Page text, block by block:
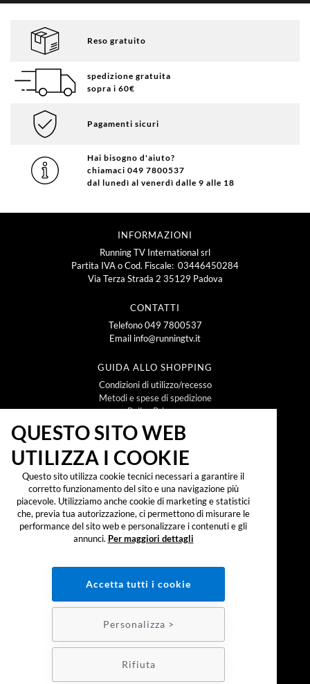
Reso gratuito
spedizione gratuita
sopra i 60€
Pagamenti sicuri
Hai bisogno d'aiuto?
chiamaci 049 7800537
dal lunedì al venerdì dalle 9 alle 18
INFORMAZIONI
Running TV International srl
Partita IVA o Cod. Fiscale: 03446450284
Via Terza Strada 2 35129 Padova
CONTATTI
Telefono049 7800537
Email info@runningtv.it
GUIDA ALLO SHOPPING
Condizioni di utilizzo/recesso
Metodi e spese di spedizione
Policy Privacy
Policy Cookie
NEWSLETTER
Iscrivendomi alla newsletter dichiaro di aver preso
visione dell'
informativa sul trattamento dei dati
personali secondo il reg. UE 2016/679 ("GDPR")
accetto di ricevere promozioni, offerte e
PAGAMENTI:
QUESTO SITO WEB
UTILIZZA I COOKIE
Questo sito utilizza cookie tecnici necessari a garantire il
corretto funzionamento del sito e una navigazione più
piacevole. Utilizziamo anche cookie di marketing e statistici
che, previa tua autorizzazione, ci permettono di misurare le
performance del sito web e personalizzare i contenuti e gli
annunci. Per maggiori dettagli
Accetta tutti i cookie
Rifiuta
Personalizza >